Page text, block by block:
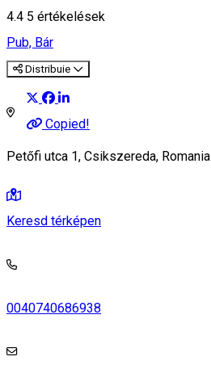
4.4 5 értékelések
Pub, Bár
Distribuie
Copied!
Petőfi utca 1, Csikszereda, Romania
Keresd térképen
0040740686938